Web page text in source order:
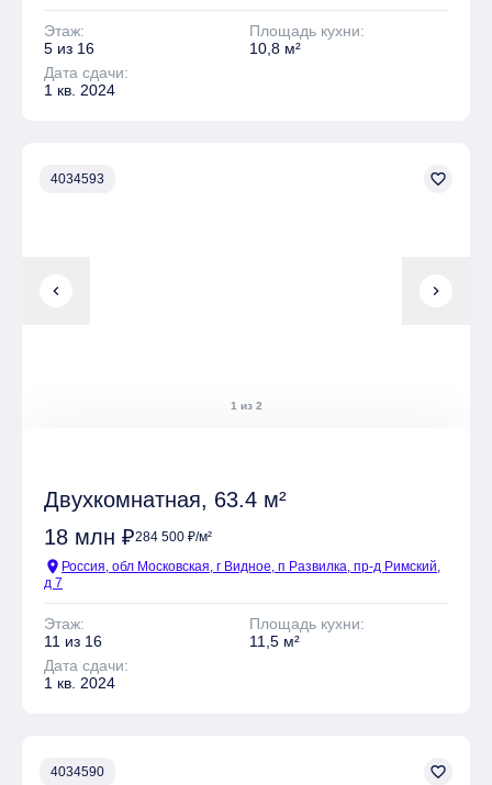
Этаж:
5 из 16
Площадь кухни:
10,8 м²
Дата сдачи:
1 кв. 2024
chevron_left chevron_right
1 из 2
4034593 favorite_border
Двухкомнатная, 63.4 м²
18 млн ₽284 500 ₽/м²
location_on Россия, обл Московская, г Видное, п Развилка, пр-д Римский,
д 7
Этаж:
11 из 16
Площадь кухни:
11,5 м²
Дата сдачи:
1 кв. 2024
4034590 favorite_border